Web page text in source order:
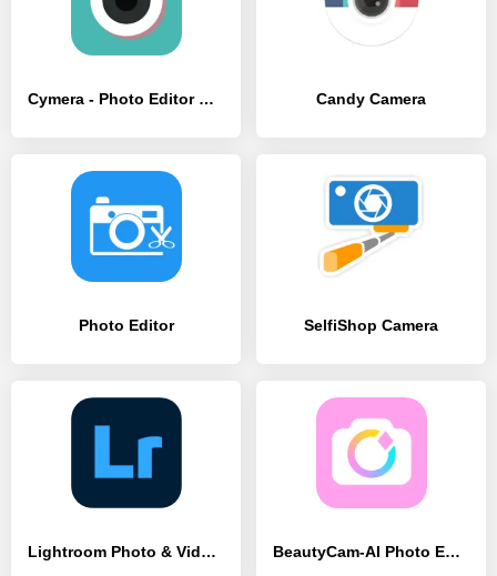
Cymera - Photo Editor Collage Candy Camera
Photo Editor SelfiShop Camera
Lightroom Photo & Video Editor BeautyCam-AI Photo Editor